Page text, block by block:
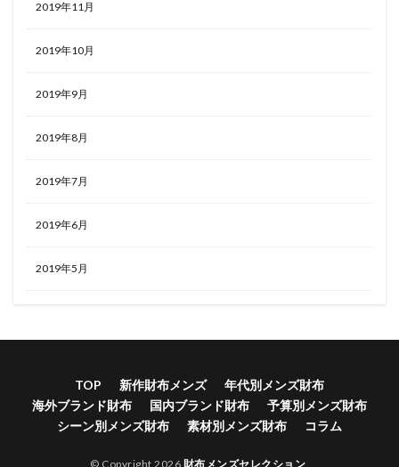
2019年11月
2019年10月
2019年9月
2019年8月
2019年7月
2019年6月
2019年5月
TOP 新作財布メンズ
年代別メンズ財布
海外ブランド財布
国内ブランド財布
予算別メンズ財布
シーン別メンズ財布
素材別メンズ財布 コラム
© Copyright 2026 財布メンズセレクション